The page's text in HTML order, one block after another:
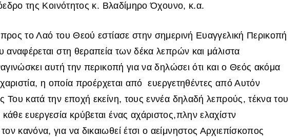
της Κοινότητος κ. Βλαδίμηρο Όχουνο, κ.α.
το Λαό του Θεού εστίασε στην σημερινή Ευαγγελική Περικοπή
στη θεραπεία των δέκα λεπρών και μάλιστα
αυτή την περικοπή για να δηλώσει ότι και ο Θεός ακόμα
η οποία προέρχεται από ευεργετηθέντες από Αυτόν
Του κατά την εποχή εκείνη, τους εννέα δηλαδή λεπρούς, τέκνα του
ευεργεσία κρύβεται ένας αχάριστος,πλην ελαχίστν
κανόνα, για να δικαιωθεί έτσι ο αείμνηστος Αρχιεπίσκοπος